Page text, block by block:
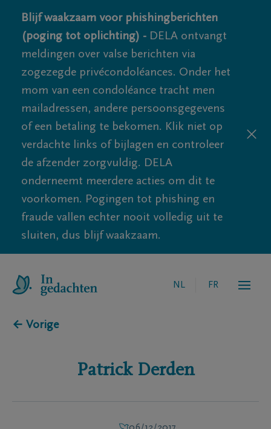
Blijf waakzaam voor phishingberichten
(poging tot oplichting) - DELA ontvangt
meldingen over valse berichten via
zogezegde privécondoléances. Onder het
mom van een condoléance tracht men
mailadressen, andere persoonsgegevens
of een betaling te bekomen. Klik niet op
verdachte links of bijlagen en controleer
de afzender zorgvuldig. DELA
onderneemt meerdere acties om dit te
voorkomen. Pogingen tot phishing en
fraude vallen echter nooit volledig uit te
sluiten, dus blijf waakzaam.
NL FR
← Vorige
Patrick Derden